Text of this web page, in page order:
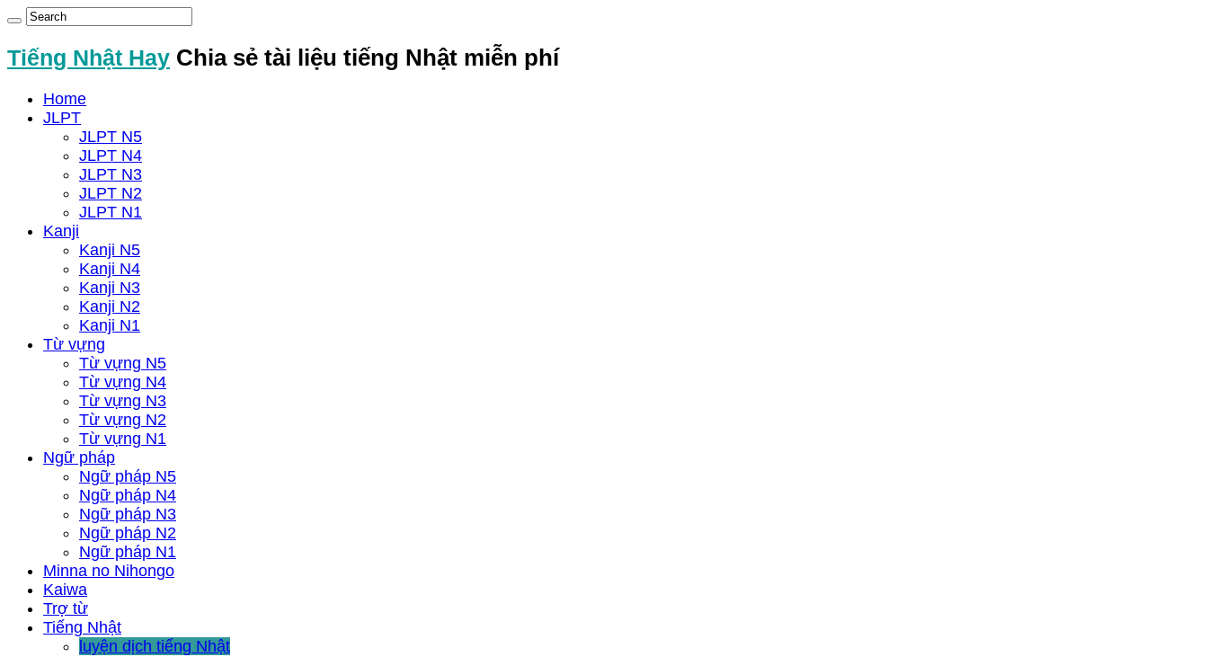
Tiếng Nhật Hay Chia sẻ tài liệu tiếng Nhật miễn phí
Home
JLPT
JLPT N5
JLPT N4
JLPT N3
JLPT N2
JLPT N1
Kanji
Kanji N5
Kanji N4
Kanji N3
Kanji N2
Kanji N1
Từ vựng
Từ vựng N5
Từ vựng N4
Từ vựng N3
Từ vựng N2
Từ vựng N1
Ngữ pháp
Ngữ pháp N5
Ngữ pháp N4
Ngữ pháp N3
Ngữ pháp N2
Ngữ pháp N1
Minna no Nihongo
Kaiwa
Trợ từ
Tiếng Nhật
luyện dịch tiếng Nhật